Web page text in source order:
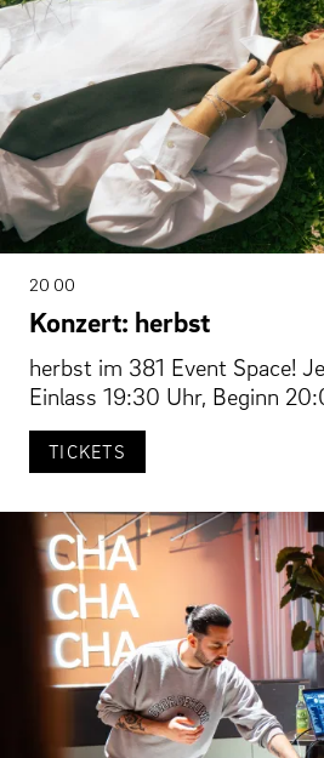
20 00
Konzert: herbst
herbst im 381 Event Space!
Einlass 19:30 Uhr, Beginn
TICKETS